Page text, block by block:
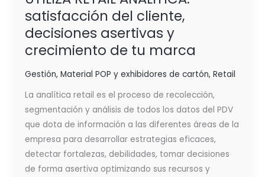
satisfacción del cliente,
decisiones asertivas y
crecimiento de tu marca
Gestión, Material POP y exhibidores de cartón, Retail
La analítica retail es el proceso de recolección,
segmentación y análisis de todos los datos del PDV
que dota de información a las diferentes áreas de la
empresa para desarrollar estrategias eficaces,
detectar fortalezas, debilidades, tomar decisiones
de forma asertiva optimizando sus recursos y